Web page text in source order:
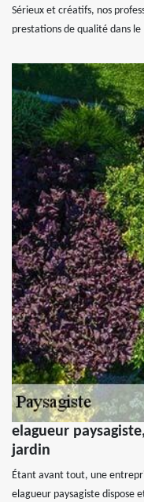
Sérieux et créatifs, nos
prestations de qualité dans
elagueur
jardin
Étant avant tout, une
elagueur paysagiste dispose